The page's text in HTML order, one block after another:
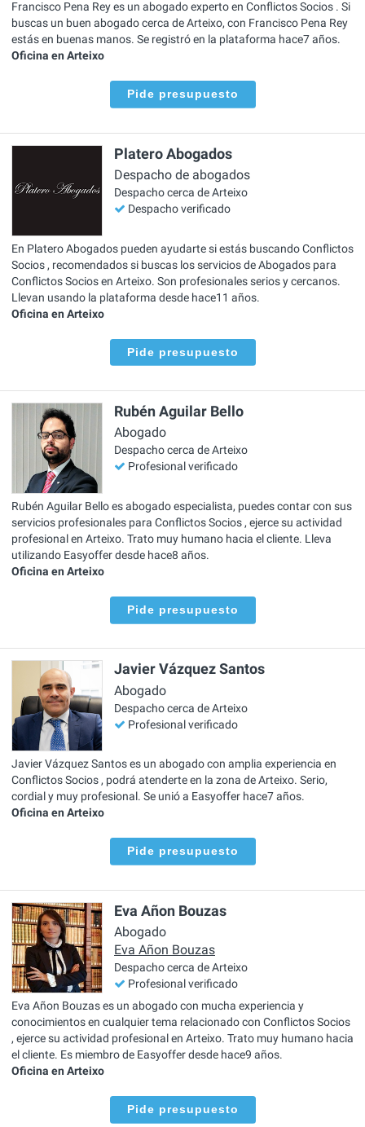
Francisco Pena Rey es un abogado experto en Conflictos Socios . Si
buscas un buen abogado cerca de Arteixo, con Francisco Pena Rey
estás en buenas manos. Se registró en la plataforma hace7 años.
Oficina en Arteixo
Pide presupuesto
Platero Abogados
Despacho de abogados
Despacho cerca de Arteixo
Despacho verificado
En Platero Abogados pueden ayudarte si estás buscando Conflictos
Socios , recomendados si buscas los servicios de Abogados para
Conflictos Socios en Arteixo. Son profesionales serios y cercanos.
Llevan usando la plataforma desde hace11 años.
Oficina en Arteixo
Pide presupuesto
Rubén Aguilar Bello
Abogado
Despacho cerca de Arteixo
Profesional verificado
Rubén Aguilar Bello es abogado especialista, puedes contar con sus
servicios profesionales para Conflictos Socios , ejerce su actividad
profesional en Arteixo. Trato muy humano hacia el cliente. Lleva
utilizando Easyoffer desde hace8 años.
Oficina en Arteixo
Pide presupuesto
Javier Vázquez Santos
Abogado
Despacho cerca de Arteixo
Profesional verificado
Javier Vázquez Santos es un abogado con amplia experiencia en
Conflictos Socios , podrá atenderte en la zona de Arteixo. Serio,
cordial y muy profesional. Se unió a Easyoffer hace7 años.
Oficina en Arteixo
Pide presupuesto
Eva Añon Bouzas
Abogado
Eva Añon Bouzas
Despacho cerca de Arteixo
Profesional verificado
Eva Añon Bouzas es un abogado con mucha experiencia y
conocimientos en cualquier tema relacionado con Conflictos Socios
, ejerce su actividad profesional en Arteixo. Trato muy humano hacia
el cliente. Es miembro de Easyoffer desde hace9 años.
Oficina en Arteixo
Pide presupuesto